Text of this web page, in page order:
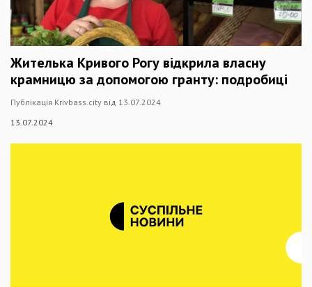
Жителька Кривого Рогу відкрила власну
крамницю за допомогою гранту: подробиці
Публікація Krivbass.city від 13.07.2024
13.07.2024